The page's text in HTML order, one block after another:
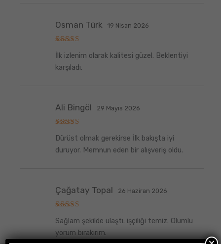
üzerinden
5
oy aldı
Osman Türk 19 Nisan 2026
İlk izlenim olarak kalitesi güzel. Beklentiyi
karşıladı.
üzerinden
5
oy aldı
Ali Bingöl 29 Mayıs 2026
Dürüst olmak gerekirse İlk bakışta iyi
duruyor. Memnun eden bir alışveriş oldu.
üzerinden
oy aldı
Çağatay Topal 26 Haziran 2026
Sağlam şekilde ulaştı. işçiliği temiz. Olumlu
yorum bırakırım.